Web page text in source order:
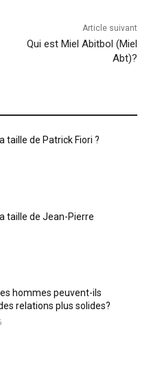
Article suivant
Qui est Miel Abitbol (Miel
Abt)?
taille de Patrick Fiori ?
taille de Jean-Pierre
hommes peuvent-ils
relations plus solides?